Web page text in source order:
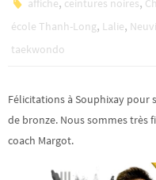
affiche ceintures noires
école Thanh-Long, Lalie,
taekwondo
Félicitations à Souphixay pour
de bronze. Nous sommes très
coach Margot.